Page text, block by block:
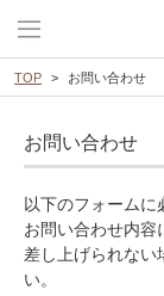
TOP お問い合わせ
お問い合わせ
以下のフォームに
お問い合わせ内容
差し上げられない
い。